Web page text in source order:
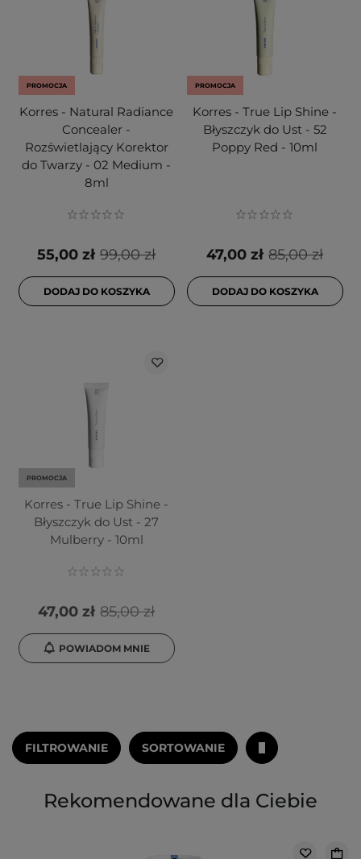
PROMOCJA
Korres - Natural Radiance
Concealer -
Rozświetlający Korektor
do Twarzy - 02 Medium -
8ml
99,00 zł
55,00 zł
DODAJ DO KOSZYKA
PROMOCJA
Korres - True Lip Shine -
Błyszczyk do Ust - 52
Poppy Red - 10ml
85,00 zł
47,00 zł
DODAJ DO KOSZYKA
PROMOCJA
Korres - True Lip Shine -
Błyszczyk do Ust - 27
Mulberry - 10ml
85,00 zł
47,00 zł
POWIADOM MNIE
FILTROWANIE SORTOWANIE
Rekomendowane dla Ciebie